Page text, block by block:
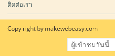
ติดต่อเรา
Copy right by makewebeasy.com
ผู้เข้าชมวันนี้